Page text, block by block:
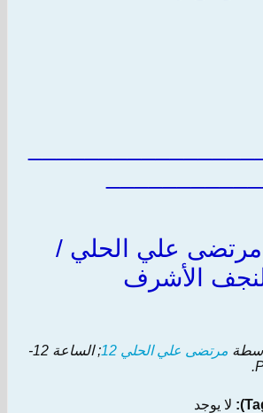
مرتضى علي الحلي /
الأشرف
مرتضى علي الحلي 12 ; الساعة
12-
.
لا يوجد